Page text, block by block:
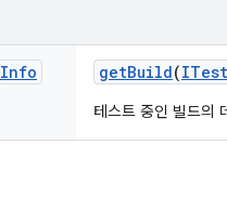
Info getBuild(ITest
테스트 중인 빌드의